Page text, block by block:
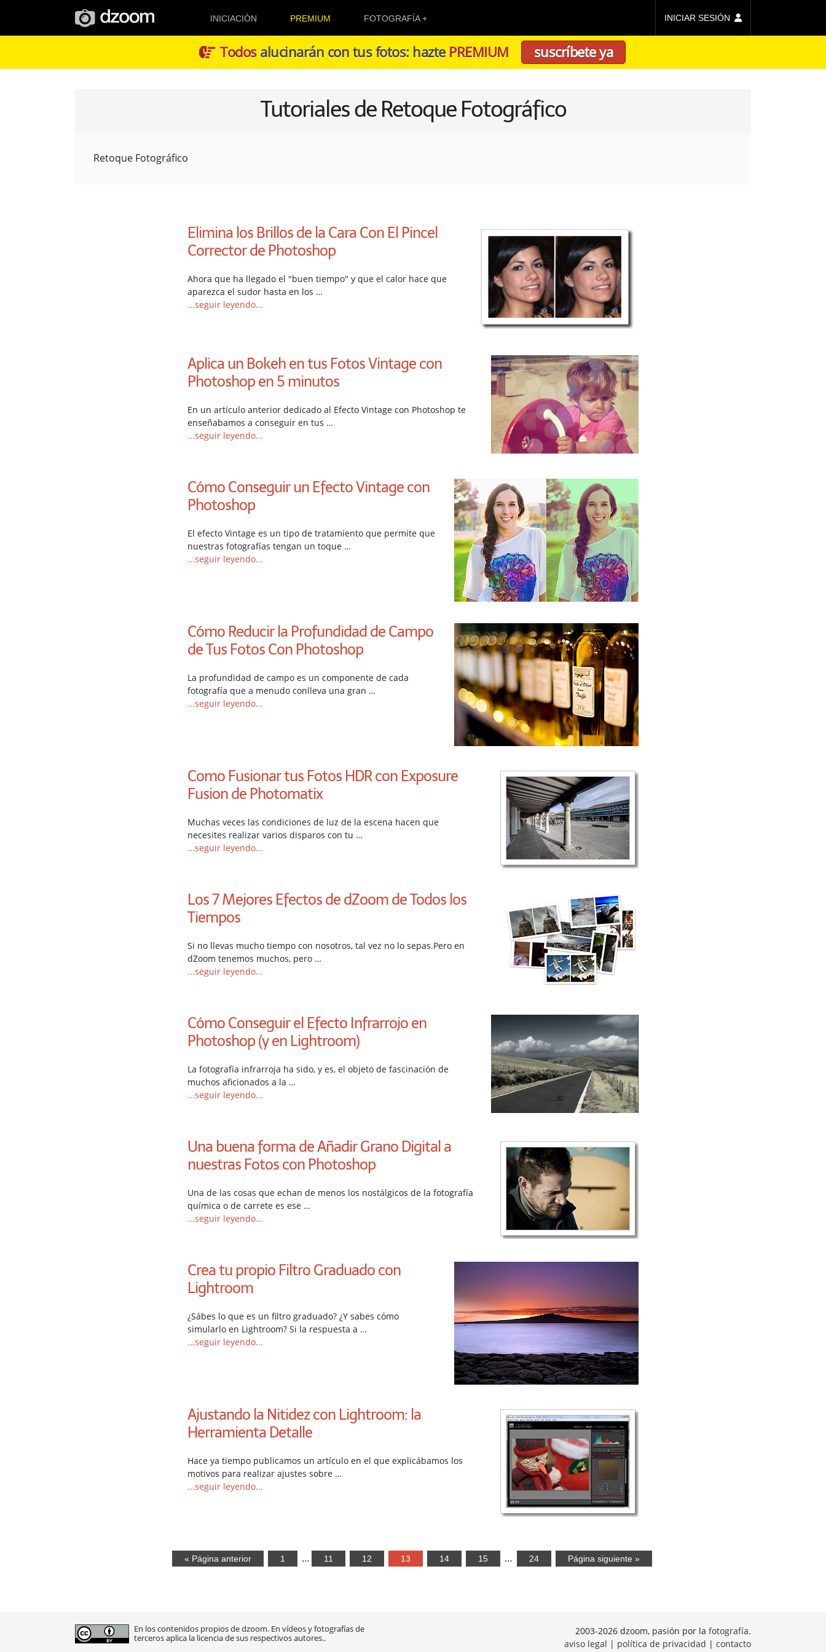
INICIACIÓN PREMIUM FOTOGRAFÍA INICIAR SESIÓN
Todosalucinarán con tus fotos: hazte PREMIUM suscríbete ya
Tutoriales de Retoque Fotográfico
Retoque Fotográfico
Elimina los Brillos de la Cara Con El Pincel
Corrector de Photoshop
Ahora que ha llegado el "buen tiempo" y que el calor hace que
aparezca el sudor hasta en los …
...seguir leyendo...
Aplica un Bokeh en tus Fotos Vintage con
Photoshop en 5 minutos
En un artículo anterior dedicado al Efecto Vintage con Photoshop te
enseñabamos a conseguir en tus …
...seguir leyendo...
Cómo Conseguir un Efecto Vintage con
Photoshop
El efecto Vintage es un tipo de tratamiento que permite que
nuestras fotografías tengan un toque …
...seguir leyendo...
Cómo Reducir la Profundidad de Campo
de Tus Fotos Con Photoshop
La profundidad de campo es un componente de cada
fotografía que a menudo conlleva una gran …
...seguir leyendo...
Como Fusionar tus Fotos HDR con Exposure
Fusion de Photomatix
Muchas veces las condiciones de luz de la escena hacen que
necesites realizar varios disparos con tu …
...seguir leyendo...
Los 7 Mejores Efectos de dZoom de Todos los
Tiempos
Si no llevas mucho tiempo con nosotros, tal vez no lo sepas.Pero en
dZoom tenemos muchos, pero …
...seguir leyendo...
Cómo Conseguir el Efecto Infrarrojo en
Photoshop (y en Lightroom)
La fotografía infrarroja ha sido, y es, el objeto de fascinación de
muchos aficionados a la …
...seguir leyendo...
Una buena forma de Añadir Grano Digital a
nuestras Fotos con Photoshop
Una de las cosas que echan de menos los nostálgicos de la fotografía
química o de carrete es ese …
...seguir leyendo...
Crea tu propio Filtro Graduado con
Lightroom
¿Sábes lo que es un filtro graduado? ¿Y sabes cómo
simularlo en Lightroom? Si la respuesta a …
...seguir leyendo...
Ajustando la Nitidez con Lightroom: la
Herramienta Detalle
Hace ya tiempo publicamos un artículo en el que explicábamos los
motivos para realizar ajustes sobre …
...seguir leyendo...
« Página anterior 1 … 11 12 13 14 15 … 24 Página siguiente »
En los contenidos propios de dzoom. En vídeos y fotografías de
terceros aplica la licencia de sus respectivos autores..
2003-2026 dzoom, pasión por la fotografía.
aviso legal | política de privacidad | contacto